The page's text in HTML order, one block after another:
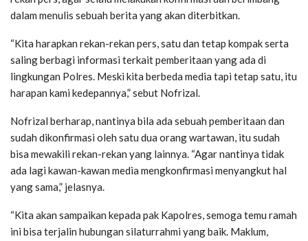
dalam menulis sebuah berita yang akan diterbitkan.
“Kita harapkan rekan-rekan pers, satu dan tetap kompak serta
saling berbagi informasi terkait pemberitaan yang ada di
lingkungan Polres. Meski kita berbeda media tapi tetap satu, itu
harapan kami kedepannya,” sebut Nofrizal.
Nofrizal berharap, nantinya bila ada sebuah pemberitaan dan
sudah dikonfirmasi oleh satu dua orang wartawan, itu sudah
bisa mewakili rekan-rekan yang lainnya. “Agar nantinya tidak
ada lagi kawan-kawan media mengkonfirmasi menyangkut hal
yang sama,” jelasnya.
“Kita akan sampaikan kepada pak Kapolres, semoga temu ramah
ini bisa terjalin hubungan silaturrahmi yang baik. Maklum,